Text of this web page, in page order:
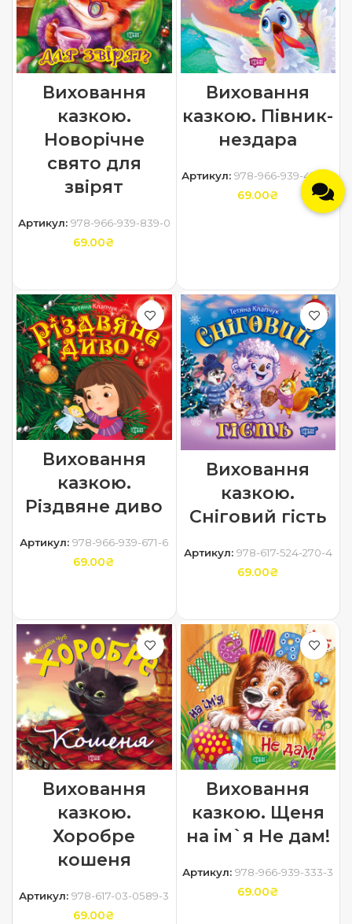
Виховання
казкою.
Новорічне
свято для
звірят
Артикул: 978-966-939-839-0
69.00₴
Виховання
казкою. Півник-
нездара
Артикул:978-966-939-424-8
69.00₴
Виховання
казкою.
Різдвяне диво
Артикул:978-966-939-671-6
69.00₴
Виховання
казкою.
Сніговий гість
Артикул: 978-617-524-270-4
69.00₴
Виховання
казкою.
Хоробре
кошеня
Артикул:978-617-03-0589-3
69.00₴
Виховання
казкою. Щеня
на iм`я Не дам!
Артикул:978-966-939-333-3
69.00₴